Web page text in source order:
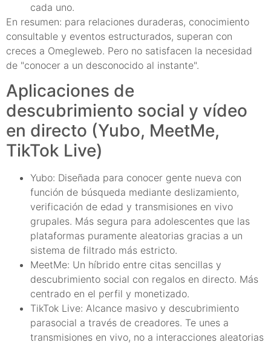
cada uno.
En resumen: para relaciones duraderas, conocimiento
consultable y eventos estructurados, superan con
creces a Omegleweb. Pero no satisfacen la necesidad
de "conocer a un desconocido al instante".
Aplicaciones de
descubrimiento social y vídeo
en directo (Yubo, MeetMe,
TikTok Live)
Yubo: Diseñada para conocer gente nueva con
función de búsqueda mediante deslizamiento,
verificación de edad y transmisiones en vivo
grupales. Más segura para adolescentes que las
plataformas puramente aleatorias gracias a un
sistema de filtrado más estricto.
MeetMe: Un híbrido entre citas sencillas y
descubrimiento social con regalos en directo. Más
centrado en el perfil y monetizado.
TikTok Live: Alcance masivo y descubrimiento
parasocial a través de creadores. Te unes a
transmisiones en vivo, no a interacciones aleatorias